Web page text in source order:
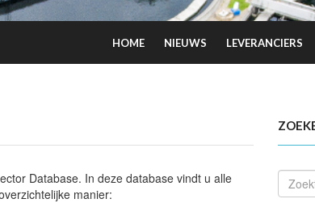
HOME NIEUWS LEVERANCIERS
door ozon
Database. In deze database vindt u alle
manier: